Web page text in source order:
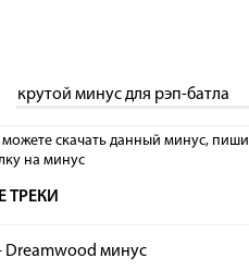
крутой минус для рэп-батла
скачать данный минус,
на минус
ТРЕКИ
Dreamwood минус